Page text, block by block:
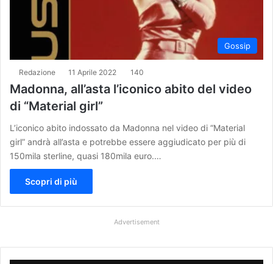
Gossip
Redazione 11 Aprile 2022 140
Madonna, all’asta l’iconico abito del video
di “Material girl”
L’iconico abito indossato da Madonna nel video di “Material
girl” andrà all’asta e potrebbe essere aggiudicato per più di
150mila sterline, quasi 180mila euro.…
Scopri di più
Advertisement